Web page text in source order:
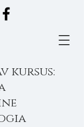
kursus: